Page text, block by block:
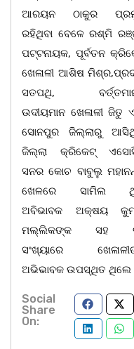
ଆରୟନ ଠାକୁର
ରହିଥିବା ବେଳେ ରଶ୍ମି
ପଟ୍ଟନାୟକ, ପୂର୍ବତନ
ଖେଳାଳୀ ଆଶିଷ
ସତପଥି,
ଉଦୀୟମାନ ଖେଳାଳୀ ଜିତୁ
ସୋନପୁର ଜିଲ୍ଲାରୁ
ଜିଲ୍ଲା କ୍ରିକେଟ୍
ସନର କୋଚ ବାବୁଲୁ
ଖେଳରେ ସାମିଲ
ଅବିଭାବକ ଅକ୍ଷୟ
ମଲ୍ଲିକଙ୍କ ସହ
ସଂଖ୍ୟାରେ
ଅଭିଭାବକ ଉପସ୍ଥିତ
Social
Share
On: